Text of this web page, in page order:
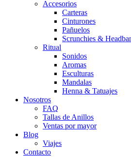
Accesorios
Carteras
Cinturones
Pañuelos
Scrunchies &
Ritual
Sonidos
Aromas
Esculturas
Mandalas
Henna & Tatuajes
Nosotros
FAQ
Tallas de Anillos
Ventas por mayor
Blog
Viajes
Contacto